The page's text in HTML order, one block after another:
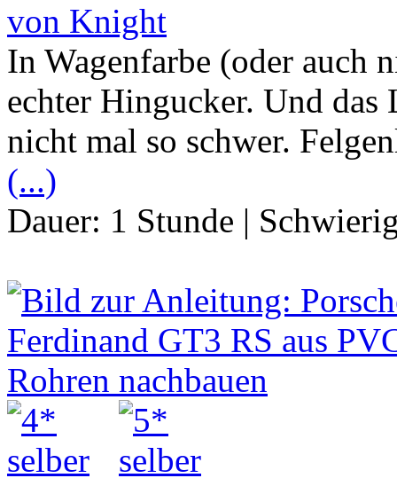
von Knight
In Wagenfarbe (oder auch
echter Hingucker. Und
nicht mal so schwer.
(...)
Dauer: 1 Stunde |